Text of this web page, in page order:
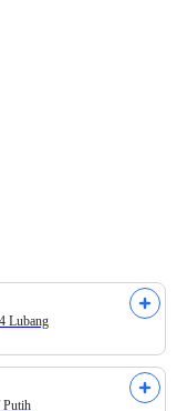
Lubang
Putih